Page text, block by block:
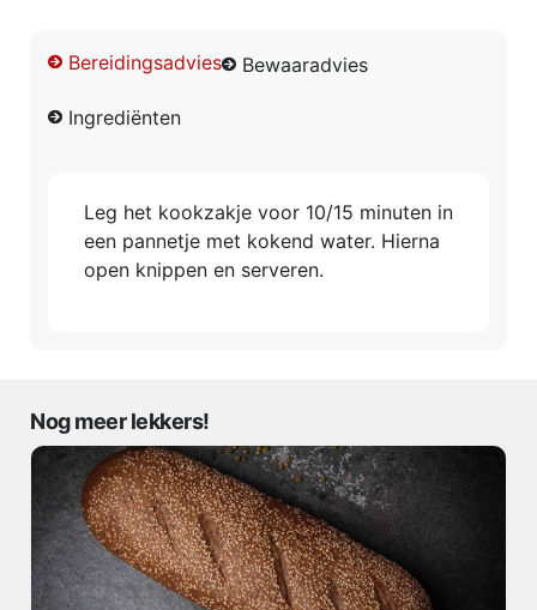
Bereidingsadvies Bewaaradvies
Ingrediënten
Leg het kookzakje voor 10/15 minuten in
een pannetje met kokend water. Hierna
open knippen en serveren.
Nog meer lekkers!